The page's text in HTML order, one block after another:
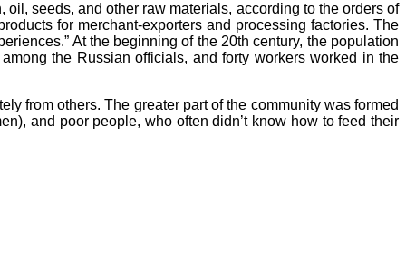
seeds, and other raw materials, according to the orders of
for merchant-exporters and processing factories. The
At the beginning of the 20th century, the population
the Russian officials, and forty workers worked in the
from others. The greater part of the community was formed
and poor people, who often didn’t know how to feed their